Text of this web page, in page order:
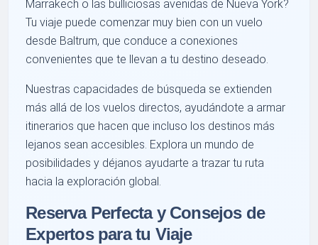
Marrakech o las bulliciosas avenidas de Nueva York?
Tu viaje puede comenzar muy bien con un vuelo
desde Baltrum, que conduce a conexiones
convenientes que te llevan a tu destino deseado.
Nuestras capacidades de búsqueda se extienden
más allá de los vuelos directos, ayudándote a armar
itinerarios que hacen que incluso los destinos más
lejanos sean accesibles. Explora un mundo de
posibilidades y déjanos ayudarte a trazar tu ruta
hacia la exploración global.
Reserva Perfecta y Consejos de
Expertos para tu Viaje